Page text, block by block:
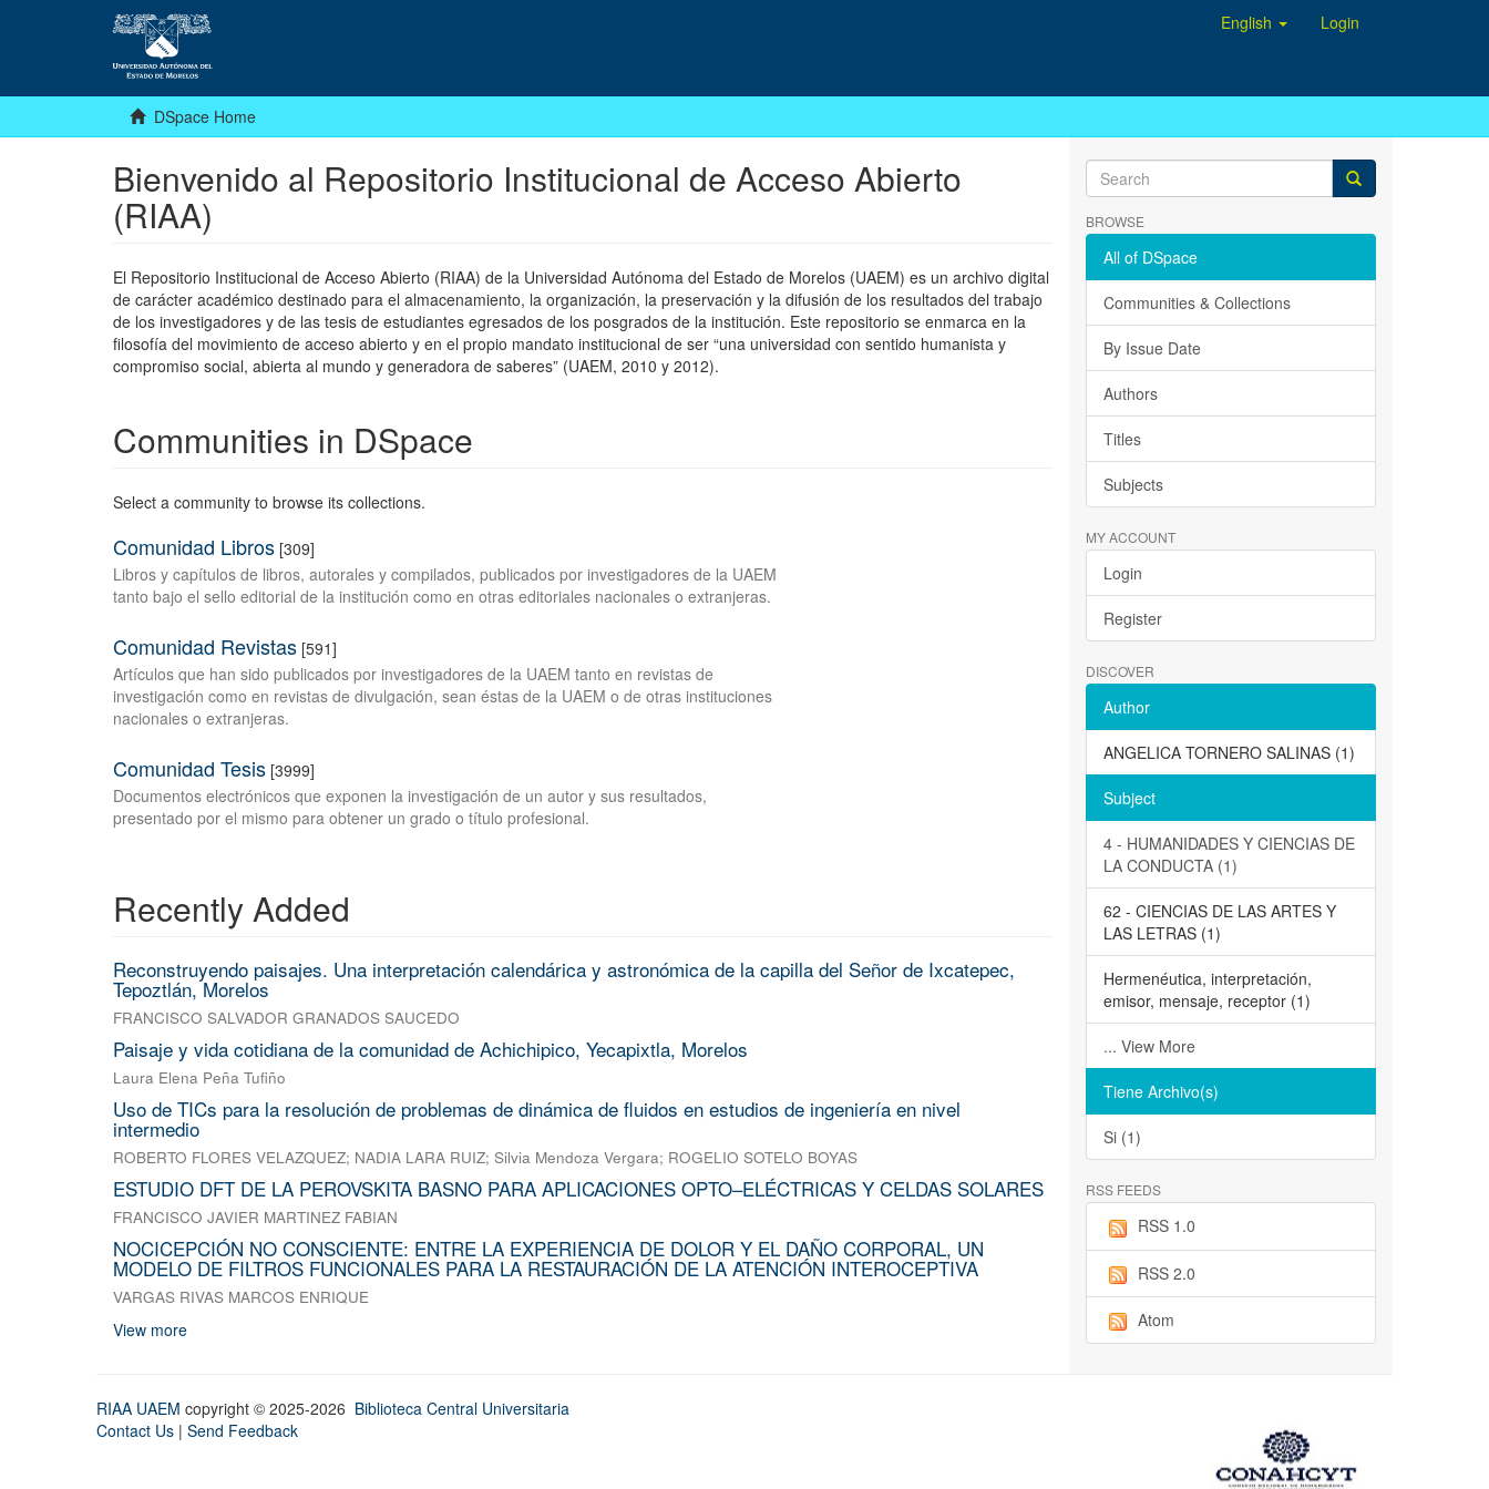
English Login
DSpace Home
Bienvenido al Repositorio Institucional de Acceso Abierto
(RIAA)
El Repositorio Institucional de Acceso Abierto (RIAA) de la Universidad Autónoma del Estado de Morelos (UAEM) es un archivo digital
de carácter académico destinado para el almacenamiento, la organización, la preservación y la difusión de los resultados del trabajo
de los investigadores y de las tesis de estudiantes egresados de los posgrados de la institución. Este repositorio se enmarca en la
filosofía del movimiento de acceso abierto y en el propio mandato institucional de ser “una universidad con sentido humanista y
compromiso social, abierta al mundo y generadora de saberes” (UAEM, 2010 y 2012).
Communities in DSpace
Select a community to browse its collections.
Comunidad Libros [309]
Libros y capítulos de libros, autorales y compilados, publicados por investigadores de la UAEM
tanto bajo el sello editorial de la institución como en otras editoriales nacionales o extranjeras.
Comunidad Revistas [591]
Artículos que han sido publicados por investigadores de la UAEM tanto en revistas de
investigación como en revistas de divulgación, sean éstas de la UAEM o de otras instituciones
nacionales o extranjeras.
Comunidad Tesis [3999]
Documentos electrónicos que exponen la investigación de un autor y sus resultados,
presentado por el mismo para obtener un grado o título profesional.
Recently Added
Reconstruyendo paisajes. Una interpretación calendárica y astronómica de la capilla del Señor de Ixcatepec,
Tepoztlán, Morelos
FRANCISCO SALVADOR GRANADOS SAUCEDO
Paisaje y vida cotidiana de la comunidad de Achichipico, Yecapixtla, Morelos
Laura Elena Peña Tufiño
Uso de TICs para la resolución de problemas de dinámica de fluidos en estudios de ingeniería en nivel
intermedio
ROBERTO FLORES VELAZQUEZ; NADIA LARA RUIZ; Silvia Mendoza Vergara; ROGELIO SOTELO BOYAS
ESTUDIO DFT DE LA PEROVSKITA BASNO PARA APLICACIONES OPTO–ELÉCTRICAS Y CELDAS SOLARES
FRANCISCO JAVIER MARTINEZ FABIAN
NOCICEPCIÓN NO CONSCIENTE: ENTRE LA EXPERIENCIA DE DOLOR Y EL DAÑO CORPORAL, UN
MODELO DE FILTROS FUNCIONALES PARA LA RESTAURACIÓN DE LA ATENCIÓN INTEROCEPTIVA
VARGAS RIVAS MARCOS ENRIQUE
View more
BROWSE
All of DSpace
Communities & Collections
By Issue Date
Authors
Titles
Subjects
MY ACCOUNT
Login
Register
DISCOVER
Author
ANGELICA TORNERO SALINAS (1)
Subject
4 - HUMANIDADES Y CIENCIAS DE
LA CONDUCTA (1)
62 - CIENCIAS DE LAS ARTES Y
LAS LETRAS (1)
Hermenéutica, interpretación,
emisor, mensaje, receptor (1)
... View More
Tiene Archivo(s)
Si (1)
RSS FEEDS
RSS 1.0
RSS 2.0
Atom
RIAA UAEM copyright © 2025-2026 Biblioteca Central Universitaria
Contact Us | Send Feedback